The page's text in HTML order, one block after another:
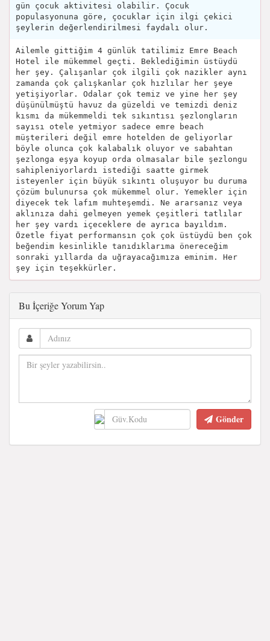
gün çocuk aktivitesi olabilir. Çocuk
populasyonuna göre, çocuklar için ilgi çekici
şeylerin değerlendirilmesi faydalı olur.
Ailemle gittiğim 4 günlük tatilimiz Emre Beach
Hotel ile mükemmel geçti. Beklediğimin üstüydü
her şey. Çalışanlar çok ilgili çok nazikler aynı
zamanda çok çalışkanlar çok hızlılar her şeye
yetişiyorlar. Odalar çok temiz ve yine her şey
düşünülmüştü havuz da güzeldi ve temizdi deniz
kısmı da mükemmeldi tek sıkıntısı şezlongların
sayısı otele yetmiyor sadece emre beach
müşterileri değil emre hotelden de geliyorlar
böyle olunca çok kalabalık oluyor ve sabahtan
şezlonga eşya koyup orda olmasalar bile şezlongu
sahipleniyorlardı istediği saatte girmek
isteyenler için büyük sıkıntı oluşuyor bu duruma
çözüm bulunursa çok mükemmel olur. Yemekler için
diyecek tek lafım muhteşemdi. Ne ararsanız veya
aklınıza dahi gelmeyen yemek çeşitleri tatlılar
her şey vardı içeceklere de ayrıca bayıldım.
Özetle fiyat performansın çok çok üstüydü ben çok
beğendim kesinlikle tanıdıklarıma önereceğim
sonraki yıllarda da uğrayacağımıza eminim. Her
şey için teşekkürler.
Bu İçeriğe Yorum Yap
Gönder